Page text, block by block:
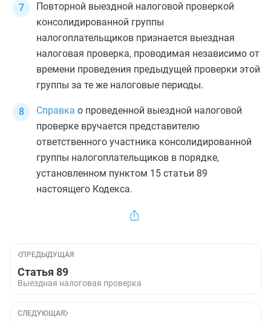
Повторной выездной налоговой проверкой
консолидированной группы
налогоплательщиков признается выездная
налоговая проверка, проводимая независимо от
времени проведения предыдущей проверки этой
группы за те же налоговые периоды.
Справка о проведенной выездной налоговой
проверке вручается представителю
ответственного участника консолидированной
группы налогоплательщиков в порядке,
установленном пунктом 15 статьи 89
настоящего Кодекса.
ПРЕДЫДУЩАЯ
Статья 89
Выездная налоговая проверка
СЛЕДУЮЩАЯ